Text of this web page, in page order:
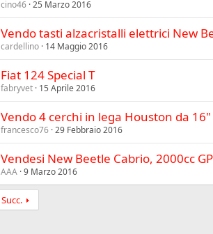
cino46 25 Marzo 2016
Vendo tasti alzacristalli elettrici New
cardellino 14 Maggio 2016
Fiat 124 Special T
fabryvet 15 Aprile 2016
Vendo 4 cerchi in lega Houston da 16"
francesco76 29 Febbraio 2016
Vendesi New Beetle Cabrio, 2000cc
AAA 9 Marzo 2016
Succ.